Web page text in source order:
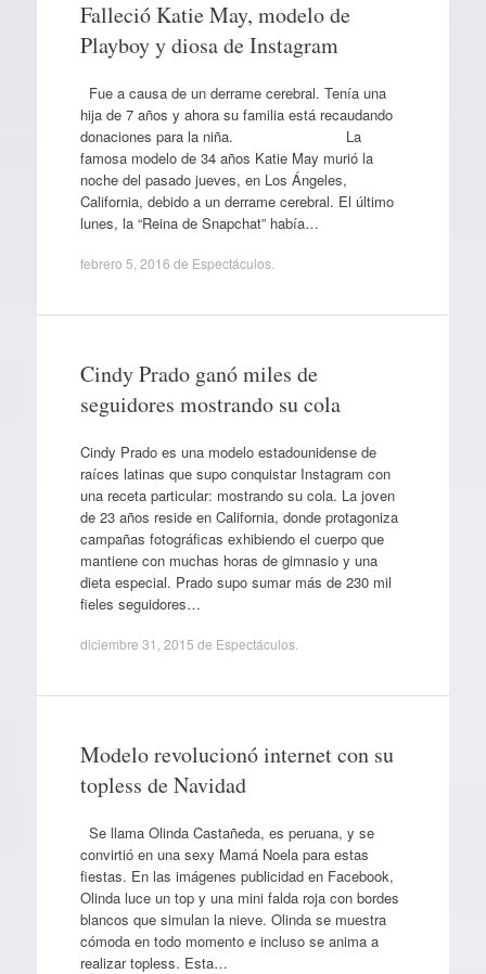
Falleció Katie May, modelo de
Playboy y diosa de Instagram
Fue a causa de un derrame cerebral. Tenía una
hija de 7 años y ahora su familia está recaudando
donaciones para la niña. La
famosa modelo de 34 años Katie May murió la
noche del pasado jueves, en Los Ángeles,
California, debido a un derrame cerebral. El último
lunes, la “Reina de Snapchat” había…
febrero 5, 2016 de Espectáculos.
Cindy Prado ganó miles de
seguidores mostrando su cola
Cindy Prado es una modelo estadounidense de
raíces latinas que supo conquistar Instagram con
una receta particular: mostrando su cola. La joven
de 23 años reside en California, donde protagoniza
campañas fotográficas exhibiendo el cuerpo que
mantiene con muchas horas de gimnasio y una
dieta especial. Prado supo sumar más de 230 mil
fieles seguidores…
diciembre 31, 2015 de Espectáculos.
Modelo revolucionó internet con su
topless de Navidad
Se llama Olinda Castañeda, es peruana, y se
convirtió en una sexy Mamá Noela para estas
fiestas. En las imágenes publicidad en Facebook,
Olinda luce un top y una mini falda roja con bordes
blancos que simulan la nieve. Olinda se muestra
cómoda en todo momento e incluso se anima a
realizar topless. Esta…